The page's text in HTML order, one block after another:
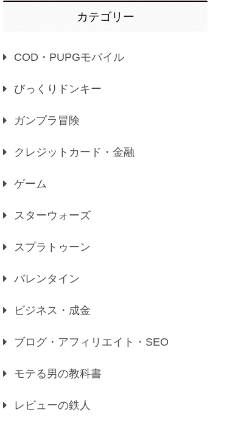
カテゴリー
COD・PUPGモバイル
びっくりドンキー
ガンプラ冒険
クレジットカード・金融
ゲーム
スターウォーズ
スプラトゥーン
バレンタイン
ビジネス・成金
ブログ・アフィリエイト・SEO
モテる男の教科書
レビューの鉄人